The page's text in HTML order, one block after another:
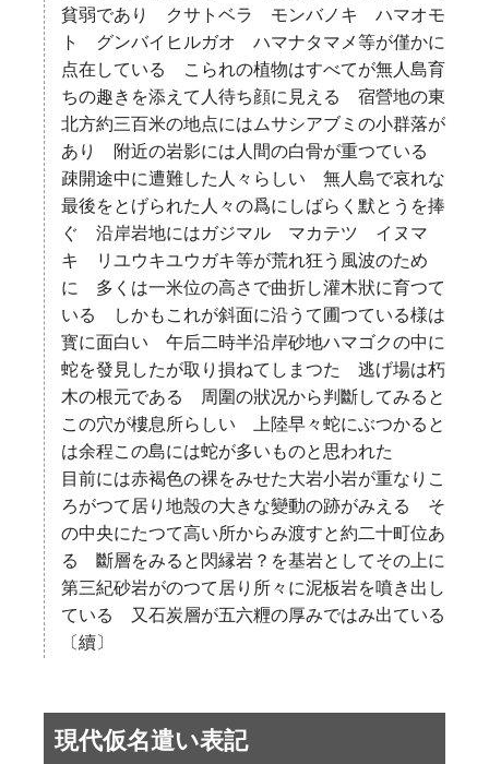
貧弱であり クサトベラ モンバノキ ハマオモ
ト グンバイヒルガオ ハマナタマメ等が僅かに
点在している こられの植物はすべてが無人島育
ちの趣きを添えて人待ち顔に見える 宿營地の東
北方約三百米の地点にはムサシアブミの小群落が
あり 附近の岩影には人間の白骨が重つている
疎開途中に遭難した人々らしい 無人島で哀れな
最後をとげられた人々の爲にしばらく默とうを捧
ぐ 沿岸岩地にはガジマル マカテツ イヌマ
キ リユウキユウガキ等が荒れ狂う風波のため
に 多くは一米位の高さで曲折し灌木狀に育つて
いる しかもこれが斜面に沿うて圃つている様は
寳に面白い 午后二時半沿岸砂地ハマゴクの中に
蛇を發見したが取り損ねてしまつた 逃げ場は朽
木の根元である 周圍の狀况から判斷してみると
この穴が樓息所らしい 上陸早々蛇にぶつかると
は余程この島には蛇が多いものと思われた
目前には赤褐色の裸をみせた大岩小岩が重なりこ
ろがつて居り地殼の大きな變動の跡がみえる そ
の中央にたつて高い所からみ渡すと約二十町位あ
る 斷層をみると閃縁岩？を基岩としてその上に
第三紀砂岩がのつて居り所々に泥板岩を噴き出し
ている 又石炭層が五六糎の厚みではみ出ている
〔續〕
現代仮名遣い表記